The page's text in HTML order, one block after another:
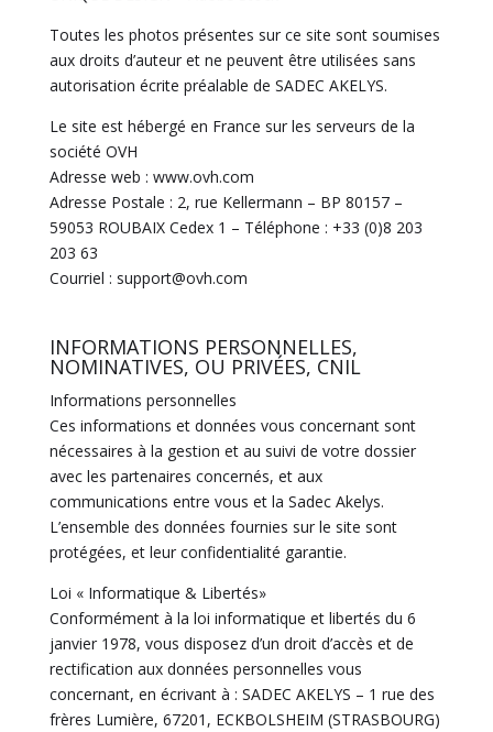
Toutes les photos présentes sur ce site sont soumises
aux droits d’auteur et ne peuvent être utilisées sans
autorisation écrite préalable de SADEC AKELYS.
Le site est hébergé en France sur les serveurs de la
société OVH
Adresse web : www.ovh.com
Adresse Postale : 2, rue Kellermann – BP 80157 –
59053 ROUBAIX Cedex 1 – Téléphone : +33 (0)8 203
203 63
Courriel : support@ovh.com
INFORMATIONS PERSONNELLES,
NOMINATIVES, OU PRIVÉES, CNIL
Informations personnelles
Ces informations et données vous concernant sont
nécessaires à la gestion et au suivi de votre dossier
avec les partenaires concernés, et aux
communications entre vous et la Sadec Akelys.
L’ensemble des données fournies sur le site sont
protégées, et leur confidentialité garantie.
Loi « Informatique & Libertés»
Conformément à la loi informatique et libertés du 6
janvier 1978, vous disposez d’un droit d’accès et de
rectification aux données personnelles vous
concernant, en écrivant à : SADEC AKELYS – 1 rue des
frères Lumière, 67201, ECKBOLSHEIM (STRASBOURG)